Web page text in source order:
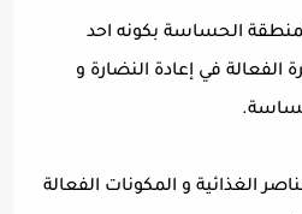
الحساسة بكونه احد
الفعالة في إعادة النضارة و
الغذائية و المكونات الفعالة